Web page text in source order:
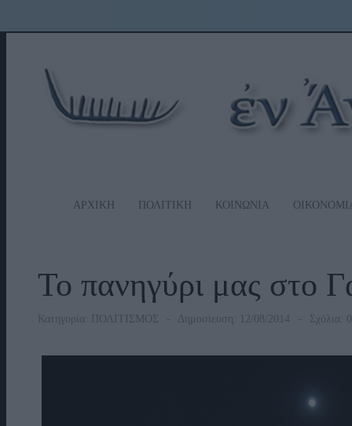
ΑΡΧΙΚΗ ΠΟΛΙΤΙΚΗ ΚΟΙΝΩΝΙΑ
Το πανηγύρι μας στο
Κατηγορία: ΠΟΛΙΤΙΣΜΟΣ Δημοσίευση: 12/08/2014 Σχόλια: 0